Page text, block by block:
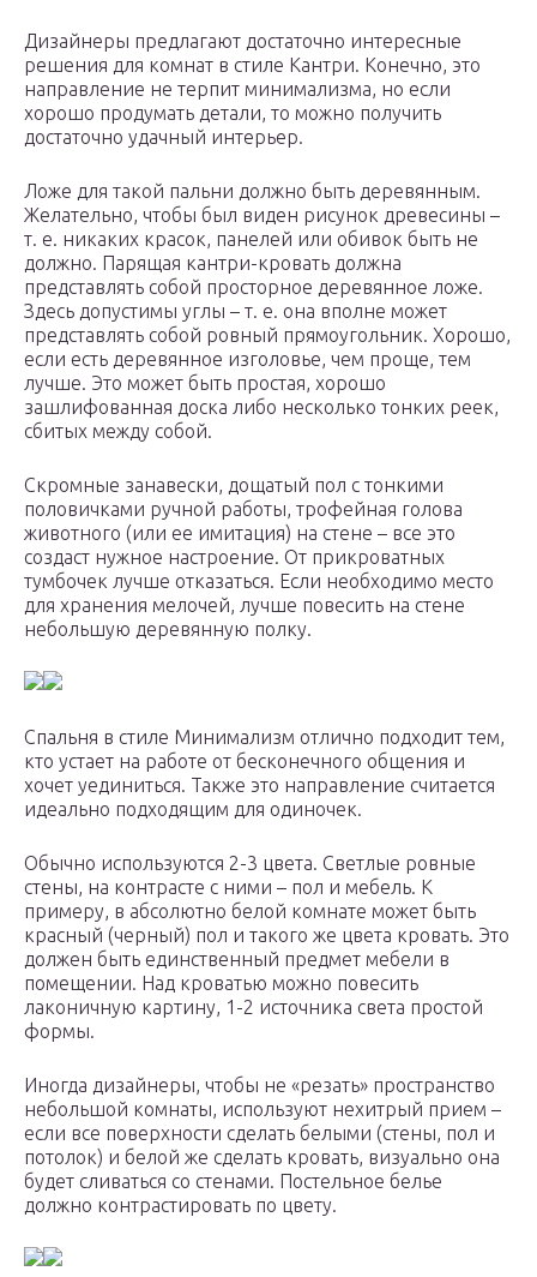
Дизайнеры предлагают достаточно интересные
решения для комнат в стиле Кантри. Конечно, это
направление не терпит минимализма, но если
хорошо продумать детали, то можно получить
достаточно удачный интерьер.
Ложе для такой пальни должно быть деревянным.
Желательно, чтобы был виден рисунок древесины –
т. е. никаких красок, панелей или обивок быть не
должно. Парящая кантри-кровать должна
представлять собой просторное деревянное ложе.
Здесь допустимы углы – т. е. она вполне может
представлять собой ровный прямоугольник. Хорошо,
если есть деревянное изголовье, чем проще, тем
лучше. Это может быть простая, хорошо
зашлифованная доска либо несколько тонких реек,
сбитых между собой.
Скромные занавески, дощатый пол с тонкими
половичками ручной работы, трофейная голова
животного (или ее имитация) на стене – все это
создаст нужное настроение. От прикроватных
тумбочек лучше отказаться. Если необходимо место
для хранения мелочей, лучше повесить на стене
небольшую деревянную полку.
Спальня в стиле Минимализм отлично подходит тем,
кто устает на работе от бесконечного общения и
хочет уединиться. Также это направление считается
идеально подходящим для одиночек.
Обычно используются 2-3 цвета. Светлые ровные
стены, на контрасте с ними – пол и мебель. К
примеру, в абсолютно белой комнате может быть
красный (черный) пол и такого же цвета кровать. Это
должен быть единственный предмет мебели в
помещении. Над кроватью можно повесить
лаконичную картину, 1-2 источника света простой
формы.
Иногда дизайнеры, чтобы не «резать» пространство
небольшой комнаты, используют нехитрый прием –
если все поверхности сделать белыми (стены, пол и
потолок) и белой же сделать кровать, визуально она
будет сливаться со стенами. Постельное белье
должно контрастировать по цвету.